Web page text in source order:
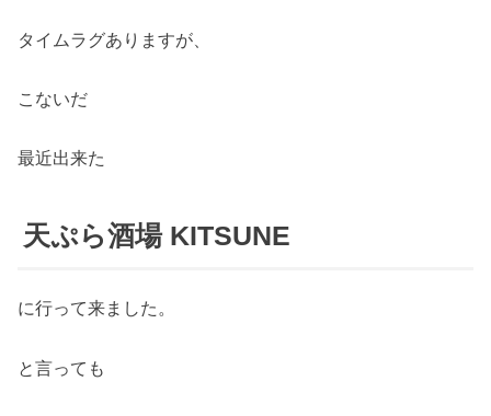
タイムラグありますが、
こないだ
最近出来た
天ぷら酒場 KITSUNE
に行って来ました。
と言っても